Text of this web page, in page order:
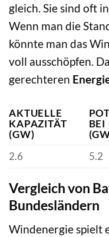
gleich. Sie sind oft
Wenn man die
könnte man das
voll ausschöpfen.
gerechteren
AKTUELLE
KAPAZITÄT
(GW)
BEI
2.6
5.2
Vergleich von
Bundesländern
Windenergie spielt